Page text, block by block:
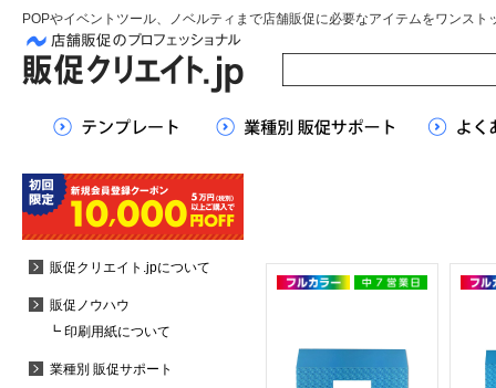
POPやイベントツール、ノベルティまで店舗販促に必要なアイテムをワンスト
販促クリエイト.jpについて
販促ノウハウ
┗ 印刷用紙について
業種別 販促サポート